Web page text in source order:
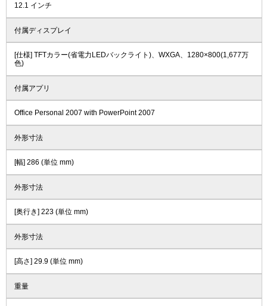
12.1 インチ
付属ディスプレイ
[仕様] TFTカラー(省電力LEDバックライト)、WXGA、1280×800(1,677万
色)
付属アプリ
Office Personal 2007 with PowerPoint 2007
外形寸法
[幅] 286 (単位 mm)
外形寸法
[奥行き] 223 (単位 mm)
外形寸法
[高さ] 29.9 (単位 mm)
重量